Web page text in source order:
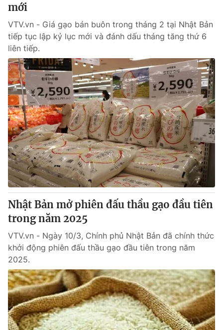
mới
VTV.vn - Giá gạo bán buôn trong tháng 2 tại Nhật Bản
tiếp tục lập kỷ lục mới và đánh dấu tháng tăng thứ 6
liên tiếp.
Nhật Bản mở phiên đấu thầu gạo đầu tiên
trong năm 2025
VTV.vn - Ngày 10/3, Chính phủ Nhật Bản đã chính thức
khởi động phiên đấu thầu gạo đầu tiên trong năm
2025.